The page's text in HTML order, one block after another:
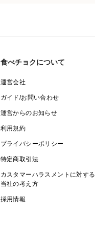
食べチョクについて
運営会社
ガイド/お問い合わせ
運営からのお知らせ
利用規約
プライバシーポリシー
特定商取引法
カスタマーハラスメントに対する
当社の考え方
採用情報